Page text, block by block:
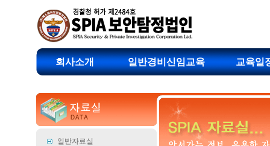
회사소개 일반경비신임교육 교육일
일반자료실